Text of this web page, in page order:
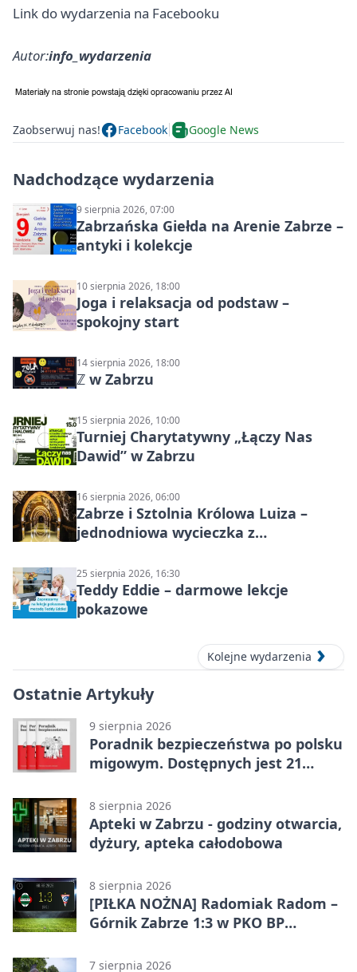
Link do wydarzenia na Facebooku
Autor:info_wydarzenia
Zaobserwuj nas! Facebook Google News
Nadchodzące wydarzenia
9 sierpnia 2026, 07:00
Zabrzańska Giełda na Arenie Zabrze –
antyki i kolekcje
10 sierpnia 2026, 18:00
Joga i relaksacja od podstaw –
spokojny start
14 sierpnia 2026, 18:00
ℤ w Zabrzu
15 sierpnia 2026, 10:00
Turniej Charytatywny „Łączy Nas
Dawid” w Zabrzu
16 sierpnia 2026, 06:00
Zabrze i Sztolnia Królowa Luiza –
jednodniowa wycieczka z
miasta
25 sierpnia 2026, 16:30
Teddy Eddie – darmowe lekcje
pokazowe
Kolejne wydarzenia
Ostatnie Artykuły
9 sierpnia 2026
Poradnik bezpieczeństwa po polsku
migowym. Dostępnych jest 21
8 sierpnia 2026
Apteki w Zabrzu - godziny otwarcia,
dyżury, apteka całodobowa
8 sierpnia 2026
[PIŁKA NOŻNA] Radomiak Radom –
Górnik Zabrze 1:3 w PKO BP
Federico dał zabrzanom zwycięstwo
7 sierpnia 2026